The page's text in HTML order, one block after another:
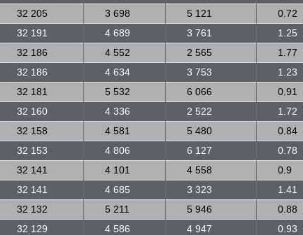
32 205 3 698 5 121 0.72
32 191 4 689 3 761 1.25
32 186 4 552 2 565 1.77
32 186 4 634 3 753 1.23
32 181 5 532 6 066 0.91
32 160 4 336 2 522 1.72
32 158 4 581 5 480 0.84
32 153 4 806 6 127 0.78
32 141 4 101 4 558 0.9
32 141 4 685 3 323 1.41
32 132 5 211 5 946 0.88
32 129 4 586 4 947 0.93